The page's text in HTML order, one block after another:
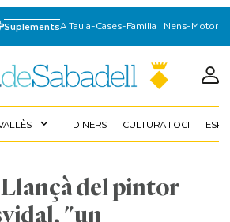
SuplementsA Taula-Cases-Familia I Nens-Motor
expand_more DINERS CULTURA I OCI
Llançà del pintor
"un